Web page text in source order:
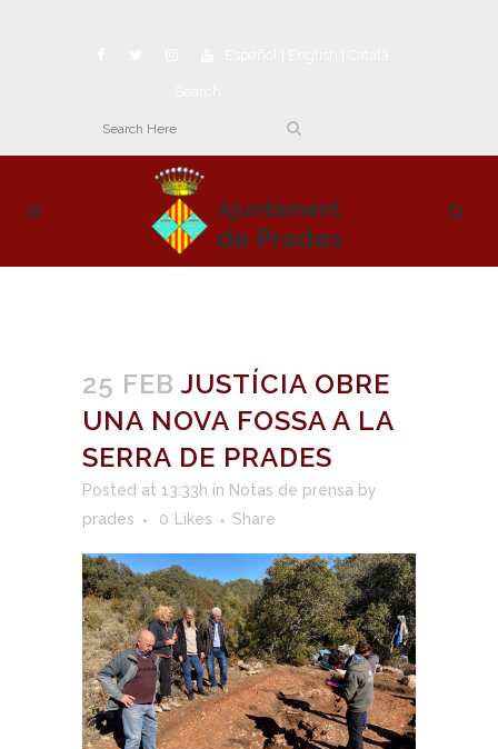
25 FEB JUSTÍCIA OBRE
UNA NOVA FOSSA A LA
SERRA DE PRADES
Posted at 13:33h in Notas de prensa by
prades
0 Likes Share